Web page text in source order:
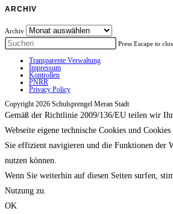
ARCHIV
Archiv
Press Escape to
Transparente Verwaltung
Impressum
Kontrollen
PNRR
Privacy Policy
Copyright 2026 Schulsprengel Meran Stadt
Gemäß der Richtlinie 2009/136/EU teilen wir
Webseite eigene technische Cookies und
Sie effizient navigieren und die Funktionen der
nutzen können.
Wenn Sie weiterhin auf diesen Seiten surfen,
Nutzung zu.
OK